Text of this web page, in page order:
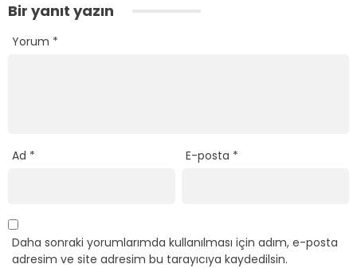
Bir yanıt yazın
Yorum *
Ad * E-posta *
Daha sonraki yorumlarımda kullanılması için adım, e-posta
adresim ve site adresim bu tarayıcıya kaydedilsin.